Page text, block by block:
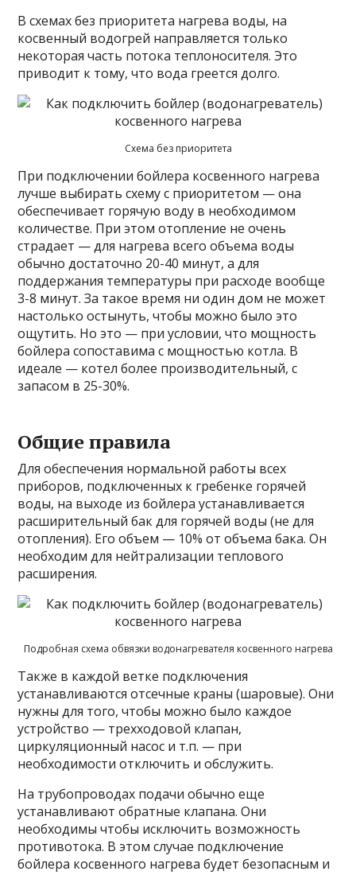
В схемах без приоритета нагрева воды, на
косвенный водогрей направляется только
некоторая часть потока теплоносителя. Это
приводит к тому, что вода греется долго.
Схема без приоритета
При подключении бойлера косвенного нагрева
лучше выбирать схему с приоритетом — она
обеспечивает горячую воду в необходимом
количестве. При этом отопление не очень
страдает — для нагрева всего объема воды
обычно достаточно 20-40 минут, а для
поддержания температуры при расходе вообще
3-8 минут. За такое время ни один дом не может
настолько остынуть, чтобы можно было это
ощутить. Но это — при условии, что мощность
бойлера сопоставима с мощностью котла. В
идеале — котел более производительный, с
запасом в 25-30%.
Общие правила
Для обеспечения нормальной работы всех
приборов, подключенных к гребенке горячей
воды, на выходе из бойлера устанавливается
расширительный бак для горячей воды (не для
отопления). Его объем — 10% от объема бака. Он
необходим для нейтрализации теплового
расширения.
Подробная схема обвязки водонагревателя косвенного нагрева
Также в каждой ветке подключения
устанавливаются отсечные краны (шаровые). Они
нужны для того, чтобы можно было каждое
устройство — трехходовой клапан,
циркуляционный насос и т.п. — при
необходимости отключить и обслужить.
На трубопроводах подачи обычно еще
устанавливают обратные клапана. Они
необходимы чтобы исключить возможность
противотока. В этом случае подключение
бойлера косвенного нагрева будет безопасным и